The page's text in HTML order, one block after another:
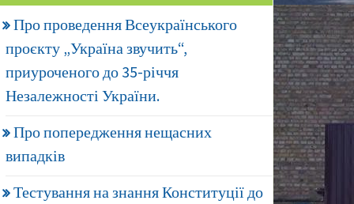
Про проведення Всеукраїнського
проєкту „Україна звучить“,
приуроченого до 35-річчя
Незалежності України.
Про попередження нещасних
випадків
Тестування на знання Конституції до